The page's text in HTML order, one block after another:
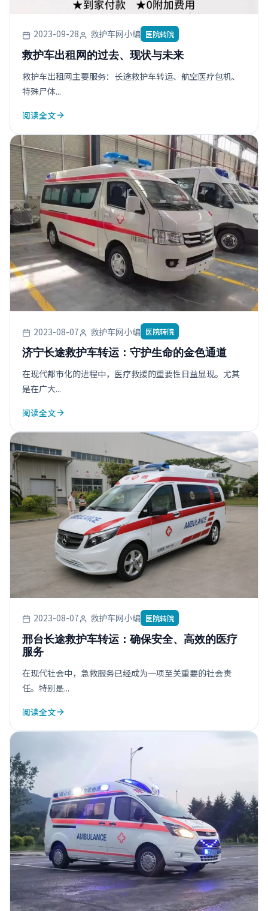
2023-09-28 救护车网小编 医院转院
救护车出租网的过去、现状与未来
救护车出租网主要服务：长途救护车转运、航空医疗包机、
特殊尸体...
阅读全文
2023-08-07 救护车网小编 医院转院
济宁长途救护车转运：守护生命的金色通道
在现代都市化的进程中，医疗救援的重要性日益显现。尤其
是在广大...
阅读全文
2023-08-07 救护车网小编 医院转院
邢台长途救护车转运：确保安全、高效的医疗
服务
在现代社会中，急救服务已经成为一项至关重要的社会责
任。特别是...
阅读全文